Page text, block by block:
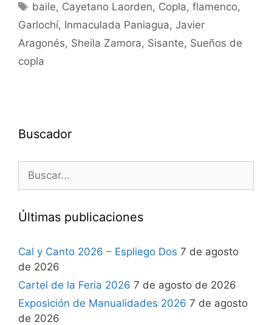
baile, Cayetano Laorden, Copla,flamenco,
Garlochí, Inmaculada Paniagua, Javier
Aragonés, Sheila Zamora, Sisante, Sueños de
copla
Buscador
Últimas publicaciones
Cal y Canto 2026 – Espliego Dos 7 de agosto
de 2026
Cartel de la Feria 2026 7 de agosto de 2026
Exposición de Manualidades 2026 7 de agosto
de 2026